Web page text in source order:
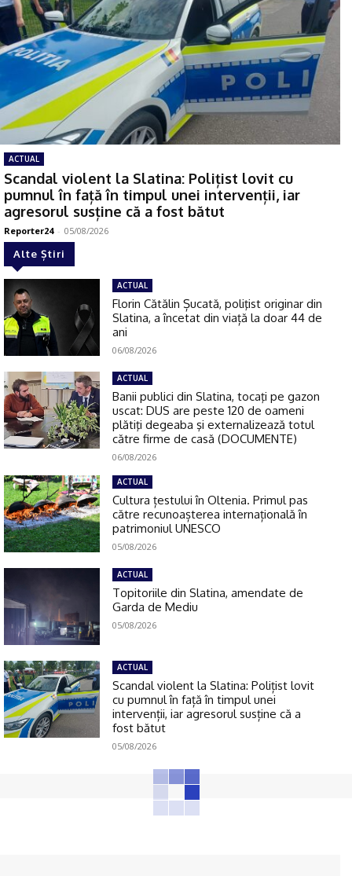
ACTUAL
Scandal violent la Slatina: Polițist lovit cu
pumnul în față în timpul unei intervenții, iar
agresorul susține că a fost bătut
Reporter24 - 05/08/2026
Alte Știri
ACTUAL
Florin Cătălin Șucată, poliţist originar din
Slatina, a încetat din viață la doar 44 de
ani
06/08/2026
ACTUAL
Banii publici din Slatina, tocaţi pe gazon
uscat: DUS are peste 120 de oameni
plătiţi degeaba şi externalizează totul
către firme de casă (DOCUMENTE)
06/08/2026
ACTUAL
Cultura țestului în Oltenia. Primul pas
către recunoașterea internațională în
patrimoniul UNESCO
05/08/2026
ACTUAL
Topitoriile din Slatina, amendate de
Garda de Mediu
05/08/2026
ACTUAL
Scandal violent la Slatina: Polițist lovit
cu pumnul în față în timpul unei
intervenții, iar agresorul susține că a
fost bătut
05/08/2026